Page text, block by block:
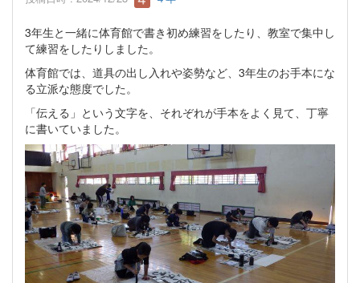
3年生と一緒に体育館で書き初め練習をしたり、教室で集中し
て練習をしたりしました。
体育館では、道具の出し入れや姿勢など、3年生のお手本にな
る立派な態度でした。
「伝える」という文字を、それぞれが手本をよく見て、丁寧
に書いていました。